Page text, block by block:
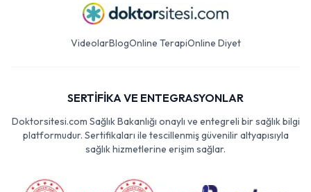
VideolarBlogOnline TerapiOnline Diyet
SERTİFİKA VE ENTEGRASYONLAR
Doktorsitesi.com Sağlık Bakanlığı onaylı ve entegreli bir sağlık bilgi
platformudur. Sertifikaları ile tescillenmiş güvenilir altyapısıyla
sağlık hizmetlerine erişim sağlar.